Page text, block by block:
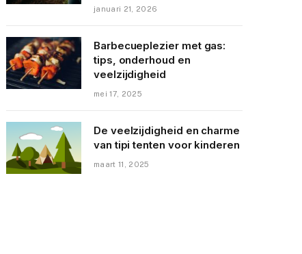
januari 21, 2026
Barbecueplezier met gas:
tips, onderhoud en
veelzijdigheid
mei 17, 2025
De veelzijdigheid en charme
van tipi tenten voor kinderen
maart 11, 2025